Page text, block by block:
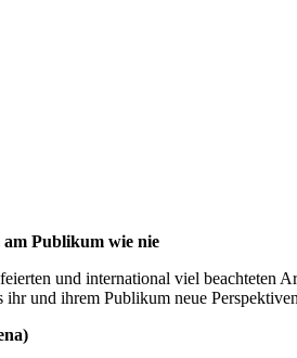
am Publikum wie nie
und international viel beachteten
und ihrem Publikum neue